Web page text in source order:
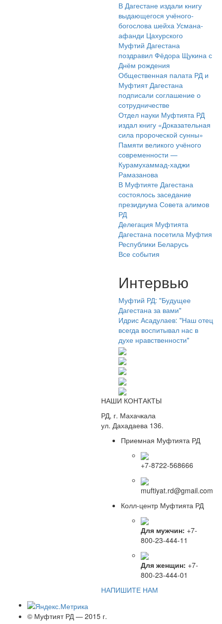
В Дагестане издали книгу
выдающегося учёного-
богослова шейха Усмана-
афанди Цахурского
Муфтий Дагестана
поздравил Фёдора Щукина с
Днём рождения
Общественная палата РД и
Муфтият Дагестана
подписали соглашение о
сотрудничестве
Отдел науки Муфтията РД
издал книгу «Доказательная
сила пророческой сунны»
Памяти великого учёного
современности —
Курамухаммад-хаджи
Рамазанова
В Муфтияте Дагестана
состоялось заседание
президиума Совета алимов
РД
Делегация Муфтията
Дагестана посетила Муфтия
Республики Беларусь
Все события
Интервью
Муфтий РД: "Будущее
Дагестана за вами"
Идрис Асадулаев: "Наш отец
всегда воспитывал нас в
духе нравственности"
НАШИ КОНТАКТЫ
РД, г. Махачкала
ул. Дахадаева 136.
Приемная Муфтията РД
+7-8722-568666
muftiyat.rd@gmail.com
Колл-центр Муфтията РД
Для мужчин: +7-
800-23-444-11
Для женщин: +7-
800-23-444-01
НАПИШИТЕ НАМ
© Муфтият РД — 2015 г.